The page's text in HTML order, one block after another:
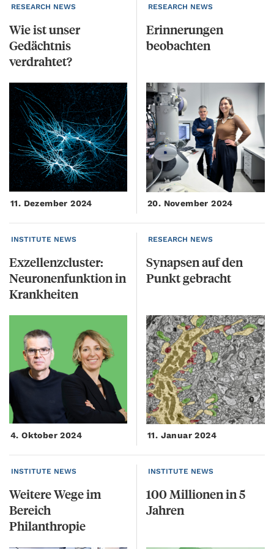
RESEARCH NEWS
Wie ist unser
Gedächtnis
verdrahtet?
11. Dezember 2024
RESEARCH NEWS
Erinnerungen
beobachten
20. November 2024
INSTITUTE NEWS
Exzellenzcluster:
Neuronenfunktion in
Krankheiten
4. Oktober 2024
RESEARCH NEWS
Synapsenaufden
Punktgebracht
11. Januar 2024
INSTITUTE NEWS
Weitere Wege im
Bereich
Philanthropie
INSTITUTE NEWS
100 Millionenin5
Jahren